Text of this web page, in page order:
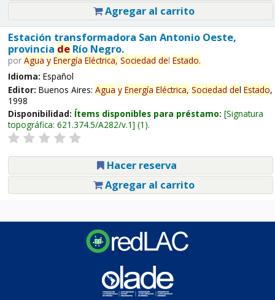
Agregar al carrito
Estación transformadora San Antonio Oeste,
provincia deRío Negro.
por Agua y Energía Eléctrica, Sociedad del Estado.
Idioma: Español
Editor: Buenos Aires: Agua y Energía Eléctrica, Sociedad del Estado,
1998
Disponibilidad: Ítems disponibles para préstamo: Signatura
topográfica: 621.374.5/A282/v.1 (1).
Hacer reserva
Agregar al carrito